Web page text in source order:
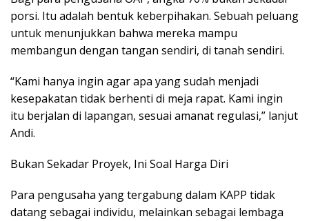
porsi. Itu adalah bentuk keberpihakan. Sebuah peluang
untuk menunjukkan bahwa mereka mampu
membangun dengan tangan sendiri, di tanah sendiri.
“Kami hanya ingin agar apa yang sudah menjadi
kesepakatan tidak berhenti di meja rapat. Kami ingin
itu berjalan di lapangan, sesuai amanat regulasi,” lanjut
Andi.
Bukan Sekadar Proyek, Ini Soal Harga Diri
Para pengusaha yang tergabung dalam KAPP tidak
datang sebagai individu, melainkan sebagai lembaga